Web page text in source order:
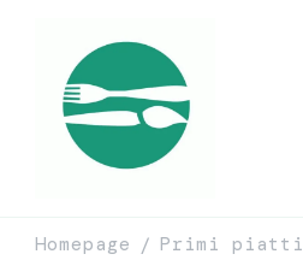
Homepage / Primi piatti